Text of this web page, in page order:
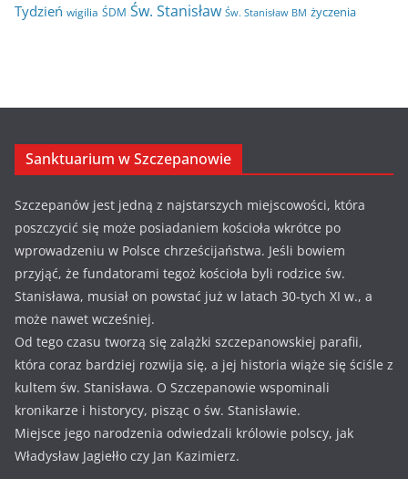
Tydzień wigilia ŚDM Św. Stanisław Św. Stanisław BM życzenia
Sanktuarium w Szczepanowie
Szczepanów jest jedną z najstarszych miejscowości, która
poszczycić się może posiadaniem kościoła wkrótce po
wprowadzeniu w Polsce chrześcijaństwa. Jeśli bowiem
przyjąć, że fundatorami tegoż kościoła byli rodzice św.
Stanisława, musiał on powstać już w latach 30-tych XI w., a
może nawet wcześniej.
Od tego czasu tworzą się zalążki szczepanowskiej parafii,
która coraz bardziej rozwija się, a jej historia wiąże się ściśle z
kultem św. Stanisława. O Szczepanowie wspominali
kronikarze i historycy, pisząc o św. Stanisławie.
Miejsce jego narodzenia odwiedzali królowie polscy, jak
Władysław Jagiełło czy Jan Kazimierz.